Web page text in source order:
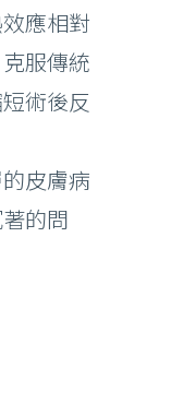
應相對
服傳統
術後反
皮膚病
的問